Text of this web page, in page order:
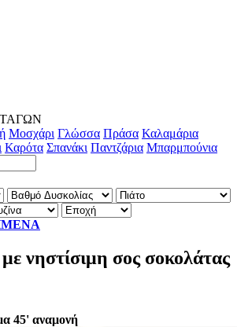
Μοσχάρι Γλώσσα Πράσα Καλαμάρια
Καρότα Σπανάκι Παντζάρια Μπαρμπούνια
νηστίσιμη σος σοκολάτας
45' αναμονή